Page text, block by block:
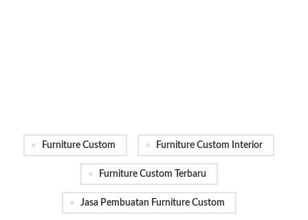
Furniture Custom Furniture Custom Interior
Furniture Custom Terbaru
Jasa Pembuatan Furniture Custom